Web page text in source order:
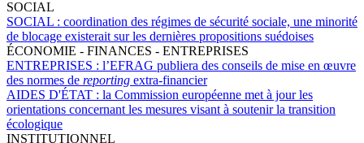
SOCIAL
SOCIAL : coordination des régimes de sécurité sociale, une minorité
de blocage existerait sur les dernières propositions suédoises
ÉCONOMIE - FINANCES - ENTREPRISES
ENTREPRISES : l’EFRAG publiera des conseils de mise en œuvre
des normes de reporting extra-financier
AIDES D'ÉTAT : la Commission européenne met à jour les
orientations concernant les mesures visant à soutenir la transition
écologique
INSTITUTIONNEL